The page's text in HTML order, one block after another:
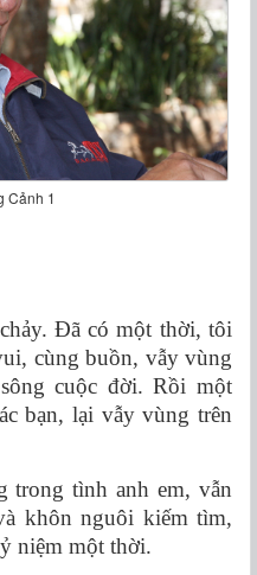
Cảnh 1
Đã có một thời, tôi
cùng buồn, vẫy vùng
cuộc đời. Rồi một
bạn, lại vẫy vùng trên
trong tình anh em, vẫn
khôn nguôi kiếm tìm,
niệm một thời.